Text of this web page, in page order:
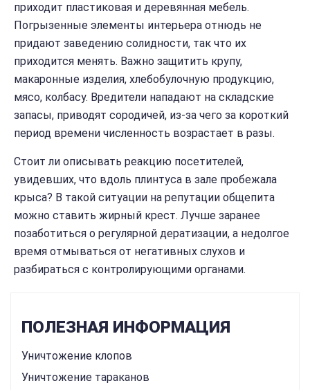
приходит пластиковая и деревянная мебель.
Погрызенные элементы интерьера отнюдь не
придают заведению солидности, так что их
приходится менять. Важно защитить крупу,
макаронные изделия, хлебобулочную продукцию,
мясо, колбасу. Вредители нападают на складские
запасы, приводят сородичей, из-за чего за короткий
период времени численность возрастает в разы.
Стоит ли описывать реакцию посетителей,
увидевших, что вдоль плинтуса в зале пробежала
крыса? В такой ситуации на репутации общепита
можно ставить жирный крест. Лучше заранее
позаботиться о регулярной дератизации, а недолгое
время отмываться от негативных слухов и
разбираться с контролирующими органами.
ПОЛЕЗНАЯ ИНФОРМАЦИЯ
Уничтожение клопов
Уничтожение тараканов